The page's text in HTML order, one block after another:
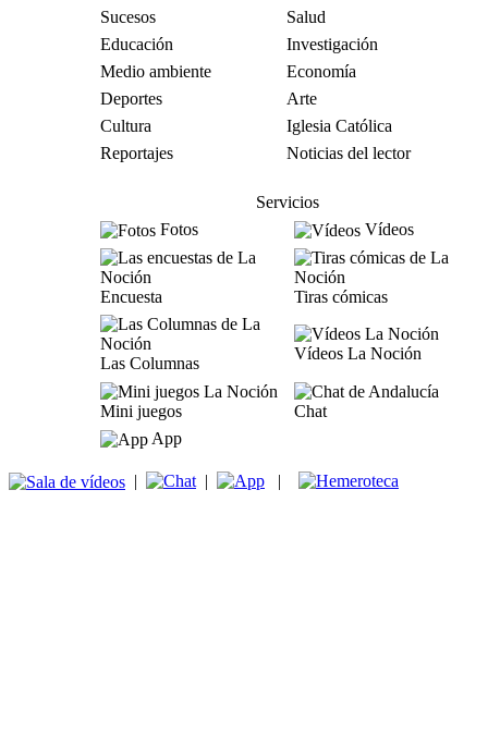
Sucesos
Salud
Educación
Investigación
Medio ambiente
Economía
Deportes
Arte
Cultura
Iglesia Católica
Reportajes
Noticias del lector
Servicios
Fotos
Vídeos
Encuesta Tiras cómicas
Las Columnas
Vídeos La Noción
Mini juegos
Chat
App
| | |